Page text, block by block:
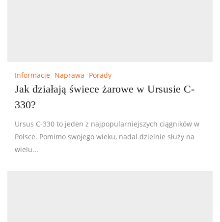
Informacje Naprawa Porady
Jak działają świece żarowe w Ursusie C-
330?
Ursus C-330 to jeden z najpopularniejszych ciągników w
Polsce. Pomimo swojego wieku, nadal dzielnie służy na
wielu...